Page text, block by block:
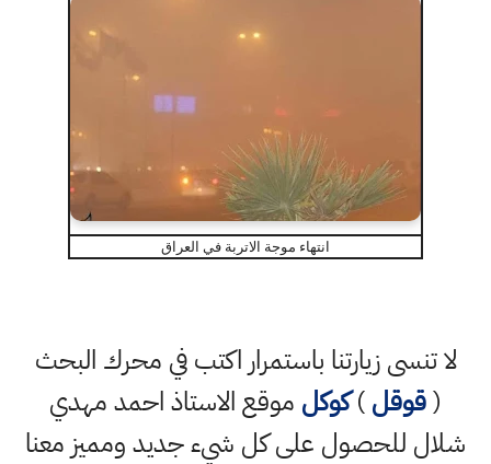
انتهاء موجة الاتربة في العراق
لا تنسى زيارتنا باستمرار اكتب في محرك البحث
(قوقل)كوكل موقع الاستاذ احمد مهدي
شلال للحصول على كل شيء جديد ومميز معنا